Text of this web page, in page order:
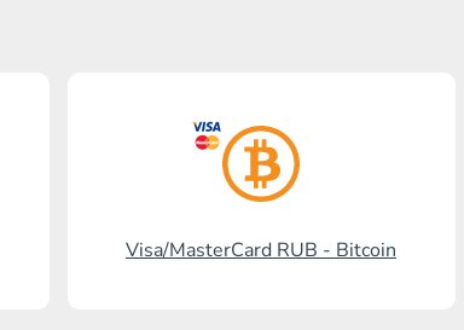
Promsvyazbank
Rus standardı
Visa/MasterCard RUB - Bitcoin